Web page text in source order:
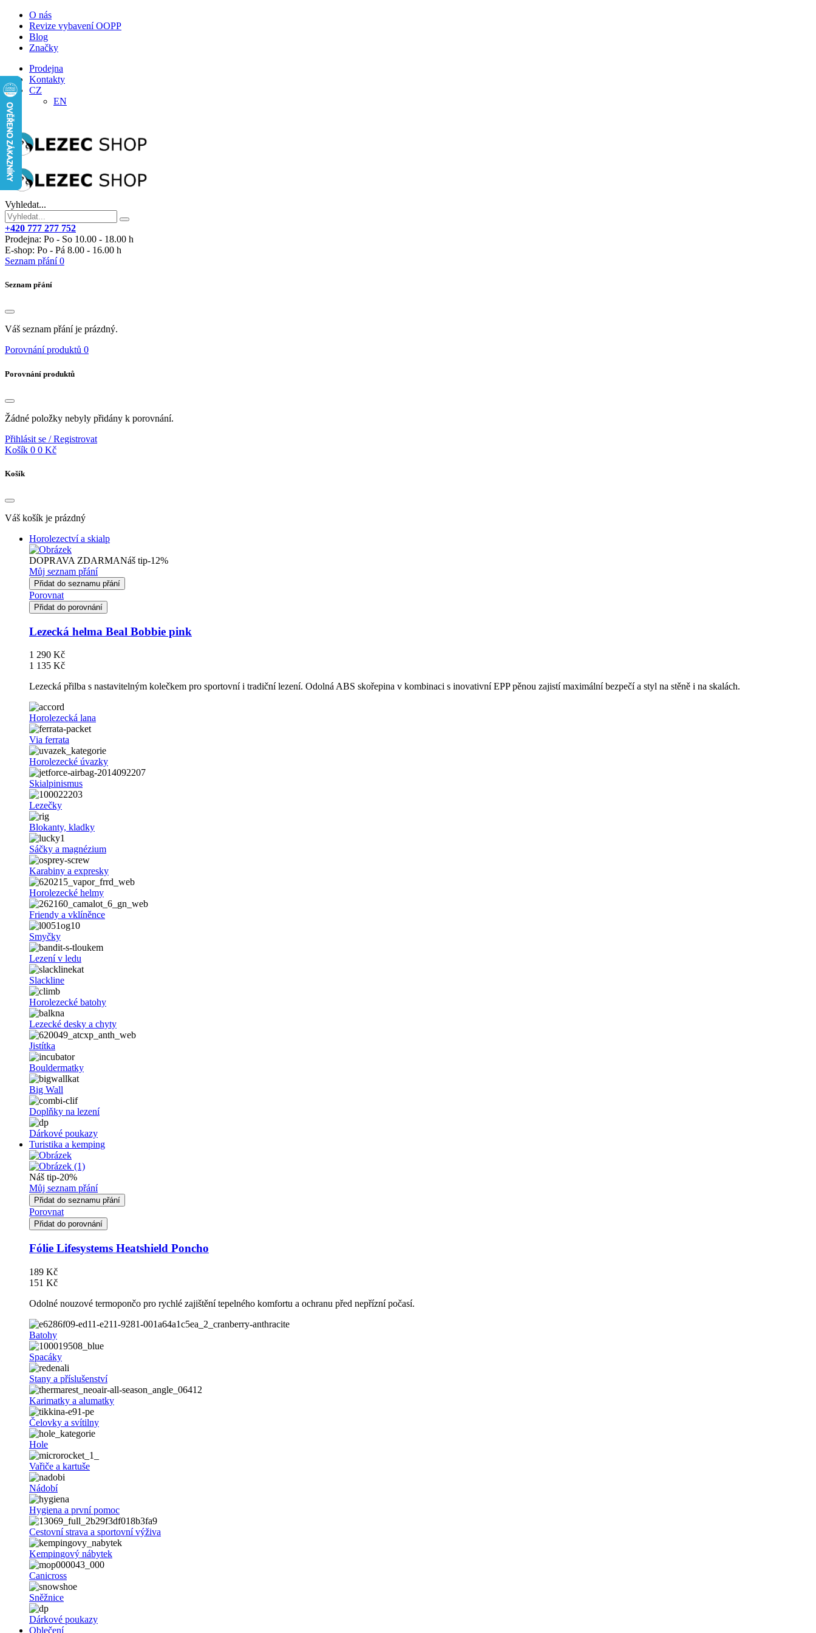
O nás
Revize vybavení OOPP
Blog
Značky
Prodejna
Kontakty
CZ
EN
Vyhledat...
+420 777 277 752
Prodejna: Po - So 10.00 - 18.00 h
E-shop: Po - Pá 8.00 - 16.00 h
Seznam přání 0
Seznam přání
Váš seznam přání je prázdný.
Porovnání produktů 0
Porovnání produktů
Žádné položky nebyly přidány k porovnání.
Přihlásit se / Registrovat
Košík 0 0 Kč
Košík
Váš košík je prázdný
Horolezectví a skialp
DOPRAVA ZDARMANáš tip-12%
Můj seznam přání
Přidat do seznamu přání
Porovnat
Přidat do porovnání
Lezecká helma Beal Bobbie pink
1 290 Kč
1 135 Kč
Lezecká přilba s nastavitelným kolečkem pro sportovní i tradiční lezení. Odolná ABS skořepina v kombinaci s inovativní EPP pěnou zajistí maximální bezpečí a styl na stěně i na skalách.
Horolezecká lana
Via ferrata
Horolezecké úvazky
Skialpinismus
Lezečky
Blokanty, kladky
Sáčky a magnézium
Karabiny a expresky
Horolezecké helmy
Friendy a vklíněnce
Smyčky
Lezení v ledu
Slackline
Horolezecké batohy
Lezecké desky a chyty
Jistítka
Bouldermatky
Big Wall
Doplňky na lezení
Dárkové poukazy
Turistika a kemping
Náš tip-20%
Můj seznam přání
Přidat do seznamu přání
Porovnat
Přidat do porovnání
Fólie Lifesystems Heatshield Poncho
189 Kč
151 Kč
Odolné nouzové termopončo pro rychlé zajištění tepelného komfortu a ochranu před nepřízní počasí.
Batohy
Spacáky
Stany a příslušenství
Karimatky a alumatky
Čelovky a svítilny
Hole
Vařiče a kartuše
Nádobí
Hygiena a první pomoc
Cestovní strava a sportovní výživa
Kempingový nábytek
Canicross
Sněžnice
Dárkové poukazy
Oblečení